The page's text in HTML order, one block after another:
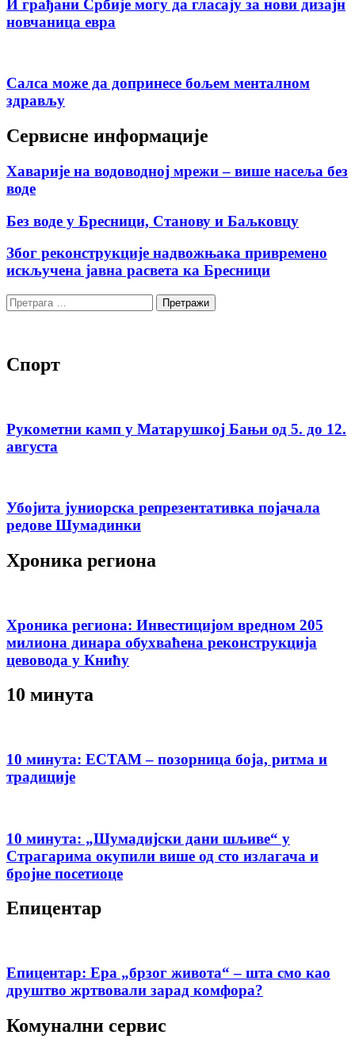
И грађани Србије могу да гласају за нови дизајн
новчаница евра
Салса може да допринесе бољем менталном
здрављу
Сервисне информације
Хаварије на водоводној мрежи – више насеља без
воде
Без воде у Бресници, Станову и Баљковцу
Због реконструкције надвожњака привремено
искључена јавна расвета ка Бресници
Претрага
за:
Спорт
Рукометни камп у Матарушкој Бањи од 5. до 12.
августа
Убојита јуниорска репрезентативка појачала
редове Шумадинки
Хроника региона
Хроника региона: Инвестицијом вредном 205
милиона динара обухваћена реконструкција
цевовода у Книћу
10 минута
10 минута: ЕСТАМ – позорница боја, ритма и
традиције
10 минута: „Шумадијски дани шљиве“ у
Страгарима окупили више од сто излагача и
бројне посетиоце
Епицентар
Епицентар: Ера „брзог живота“ – шта смо као
друштво жртвовали зарад комфора?
Комунални сервис